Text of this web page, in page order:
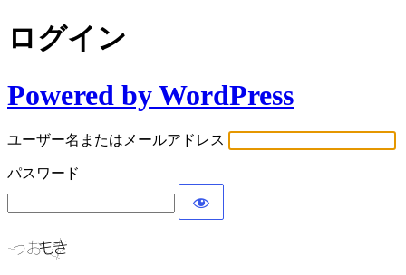
ログイン
Powered by WordPress
ユーザー名またはメールアドレス
パスワード